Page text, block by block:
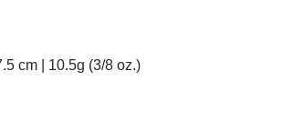
cm | 10.5g (3/8 oz.)